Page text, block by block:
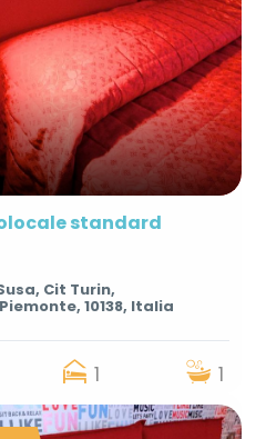
standard
Cit Turin,
10138, Italia
1 1